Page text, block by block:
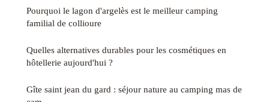
Pourquoi le lagon d'argelès est le meilleur camping
familial de collioure
Quelles alternatives durables pour les cosmétiques en
hôtellerie aujourd'hui ?
Gîte saint jean du gard : séjour nature au camping mas de